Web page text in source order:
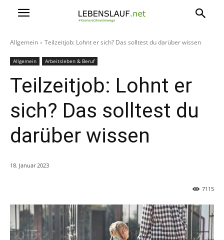
Allgemein Teilzeitjob: Lohnt er sich? Das solltest du darüber wissen
Allgemein Arbeitsleben & Beruf
Teilzeitjob: Lohnt er
sich? Das solltest du
darüber wissen
18. Januar 2023
7115